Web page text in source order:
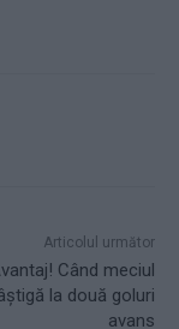
Articolul următor
Când meciul
la două goluri
avans